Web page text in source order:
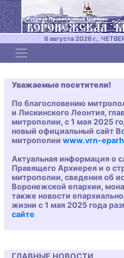
6 августа 2026 г.,
Toggle navigation
Уважаемые посетители!
По благословению
и Лискинского Леонтия,
митрополии, с 1 мая 2025
новый официальный сайт
митрополии www.vrn-
Актуальная информация о
Правящего Архиерея и о
митрополии, сведения об
Воронежской епархии,
также новости
жизни с 1 мая 2025 года
сайте
ГЛАВНЫЕ НОВОСТИ